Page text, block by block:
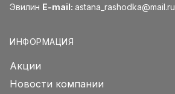
Эвилин E-mail: astana_rashodka@mail.ru
ИНФОРМАЦИЯ
Акции
Новости компании